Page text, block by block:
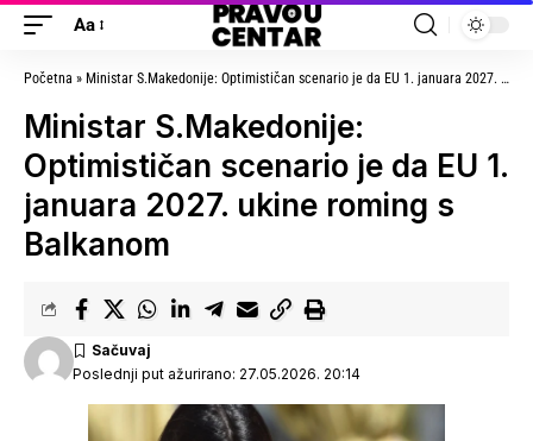
Aa
Početna » Ministar S.Makedonije: Optimističan scenario je da EU 1. januara 2027. ukine roming s Balkanom
Ministar S.Makedonije:
Optimističan scenario je da EU 1.
januara 2027. ukine roming s
Balkanom
Poslednji put ažurirano: 27.05.2026. 20:14